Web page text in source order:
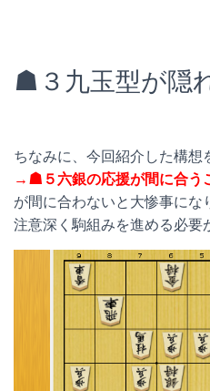
☗３九玉型が隠
ちなみに、今回紹介した構想
→☗５六銀の応援が間に合う
が間に合わないと大惨事にな
注意深く駒組みを進める必要